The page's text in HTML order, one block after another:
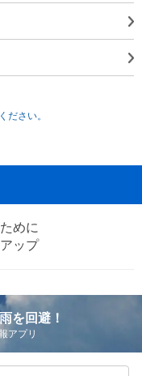
ださい。
めに
ップ
を回避！
アプリ